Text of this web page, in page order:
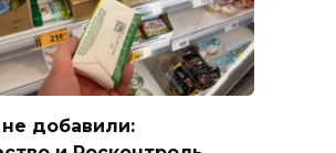
добавили: